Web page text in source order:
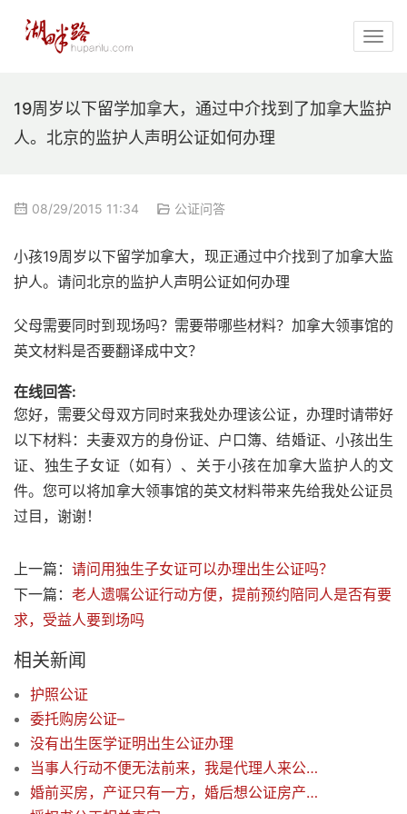
19周岁以下留学加拿大，通过中介找到了加拿大监护
人。北京的监护人声明公证如何办理
08/29/2015 11:34 公证问答
小孩19周岁以下留学加拿大，现正通过中介找到了加拿大监
护人。请问北京的监护人声明公证如何办理
父母需要同时到现场吗？需要带哪些材料？加拿大领事馆的
英文材料是否要翻译成中文？
在线回答:
您好，需要父母双方同时来我处办理该公证，办理时请带好
以下材料：夫妻双方的身份证、户口簿、结婚证、小孩出生
证、独生子女证（如有）、关于小孩在加拿大监护人的文
件。您可以将加拿大领事馆的英文材料带来先给我处公证员
过目，谢谢！
上一篇： 请问用独生子女证可以办理出生公证吗？
下一篇： 老人遗嘱公证行动方便，提前预约陪同人是否有要
求，受益人要到场吗
相关新闻
护照公证
委托购房公证–
没有出生医学证明出生公证办理
当事人行动不便无法前来，我是代理人来公证处预约上门服务，需要什么材料
婚前买房，产证只有一方，婚后想公证房产共同所有